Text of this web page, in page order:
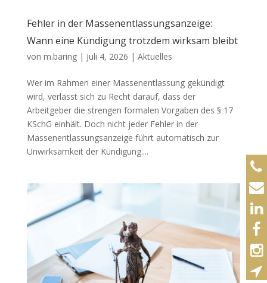
Fehler in der Massenentlassungsanzeige:
Wann eine Kündigung trotzdem wirksam bleibt
von m.baring| Juli 4, 2026 | Aktuelles
Wer im Rahmen einer Massenentlassung gekündigt
wird, verlässt sich zu Recht darauf, dass der
Arbeitgeber die strengen formalen Vorgaben des § 17
KSchG einhält. Doch nicht jeder Fehler in der
Massenentlassungsanzeige führt automatisch zur
Unwirksamkeit der Kündigung....